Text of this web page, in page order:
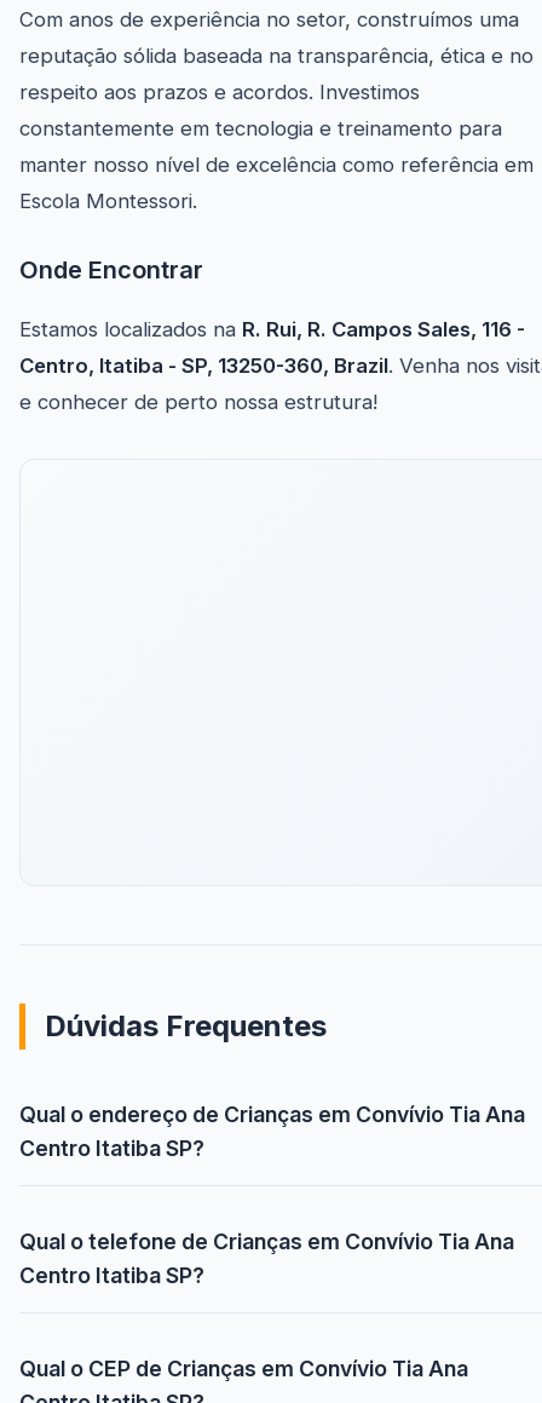
Com anos de experiência no setor, construímos uma
reputação sólida baseada na transparência, ética e no
respeito aos prazos e acordos. Investimos
constantemente em tecnologia e treinamento para
manter nosso nível de excelência como referência em
Escola Montessori.
Onde Encontrar
Estamos localizados na R. Rui, R. Campos Sales, 116 -
Centro, Itatiba - SP, 13250-360, Brazil. Venha nos
e conhecer de perto nossa estrutura!
Dúvidas Frequentes
Qual o endereço de Crianças em Convívio Tia Ana
Centro Itatiba SP?
Qual o telefone de Crianças em Convívio Tia Ana
Centro Itatiba SP?
Qual o CEP de Crianças em Convívio Tia Ana